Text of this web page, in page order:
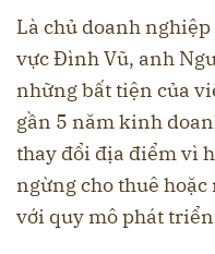
Là chủ doanh
vực Đình Vũ, anh
những bất tiện của
gần 5 năm kinh
thay đổi địa điểm vì
ngừng cho thuê
với quy mô phát